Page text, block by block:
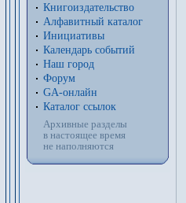
Книгоиздательство
Алфавитный каталог
Инициативы
Календарь событий
Наш город
Форум
GA-онлайн
Каталог ссылок
Архивные разделы
в настоящее время
не наполняются